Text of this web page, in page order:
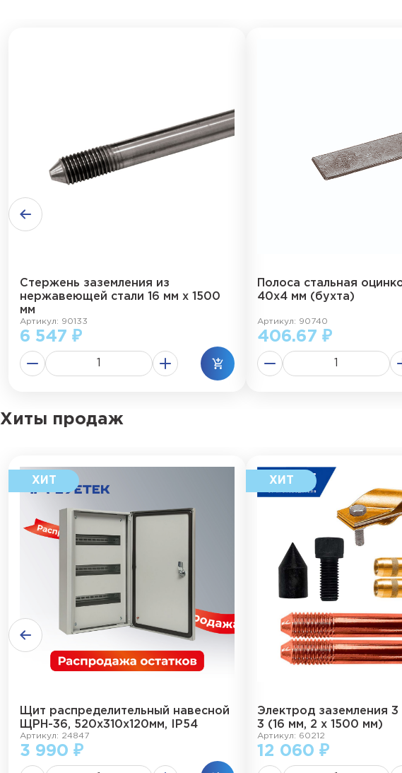
Стержень заземления из
нержавеющей стали 16 мм х 1500
мм
Артикул: 90133
6 547 ₽
Полоса стальная
40х4 мм (бухта)
Артикул: 90740
406.67 ₽
Хиты продаж
Щит распределительный навесной
ЩРН-36, 520х310х120мм, IP54
Артикул: 24847
3 990 ₽
Электрод заземления
3 (16 мм, 2 х 1500 мм)
Артикул: 60212
12 060 ₽